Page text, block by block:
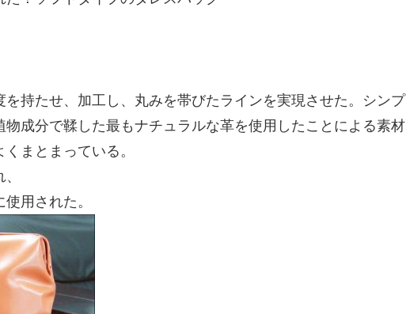
持たせ、加工し、丸みを帯びたラインを実現させた。シンプ
成分で鞣した最もナチュラルな革を使用したことによる素材
まとまっている。
用された。